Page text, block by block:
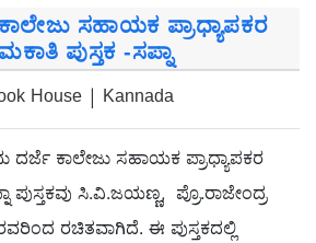
ಸಹಾಯಕ ಪ್ರಾಧ್ಯಾಪಕರ
ಪುಸ್ತಕ -ಸಪ್ನಾ
House | Kannada
ದರ್ಜೆ ಕಾಲೇಜು ಸಹಾಯಕ ಪ್ರಾಧ್ಯಾಪಕರ
ಪುಸ್ತಕವು ಸಿ.ವಿ.ಜಯಣ್ಣ, ಪ್ರೊ.ರಾಜೇಂದ್ರ
ರಚಿತವಾಗಿದೆ. ಈ ಪುಸ್ತಕದಲ್ಲಿ